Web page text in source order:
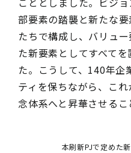
部要素の踏襲と新たな
たちで構成し、バリュ
た新要素としてすべて
た。こうして、140年企
ティを保ちながら、こ
念体系へと昇華させるこ
本刷新PJで定めた